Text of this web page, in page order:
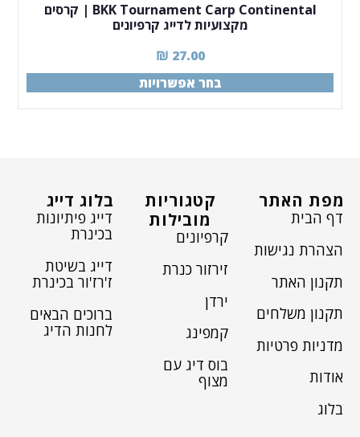
BKK Tournament Carp Continental | קרסים
מקצועיות לדייג קרפיונים
27.00
₪
בחר אפשרויות
מפת האתר
דף הבית
הצהרת נגישות
תקנון האתר
תקנון משלחים
מדניות פרטיות
אודות
בלוג
קטגוריות
מובילות
קרפיונים
זירזור כנרת
ירדן
קמפינג
בוס דיג עם
מצוף
בלוג דייג
דייג פיתיונות
בכינרת
דייג בשיטת
ז'רז'ור בכינרת
ברוכים הבאים
לחנות הדיג